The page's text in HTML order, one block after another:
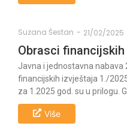
Suzana Šestan - 21/02/2025
Obrasci
Javna i jednostavna
financijskih izvještaja 1./
za 1.2025 god. su u prilogu.
Više